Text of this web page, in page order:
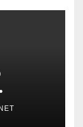
της